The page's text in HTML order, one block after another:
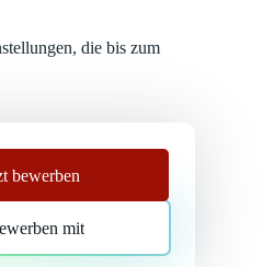
die bis zum
bewerben
mit